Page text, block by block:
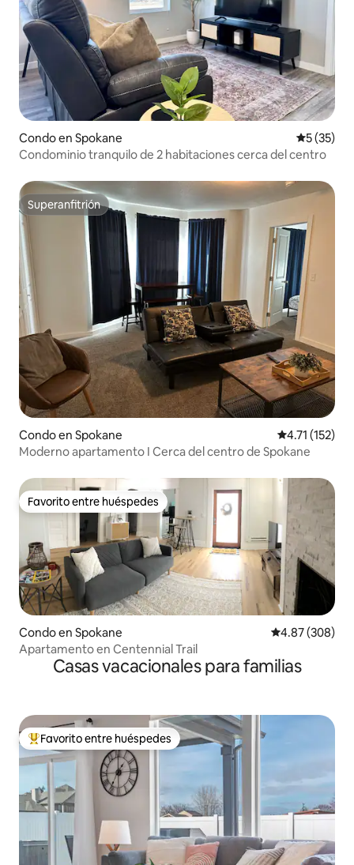
Condo en Spokane
5 (35)
Condominio tranquilo de 2 habitaciones cerca del centro
Superanfitrión
Superanfitrión
Condo en Spokane Calificación
4.71 (152)
Moderno apartamento I Cerca del centro de Spokane
Favorito entre huéspedes
Favorito entre huéspedes
Condo en Spokane Calificación
4.87 (308)
Apartamento en Centennial Trail
Casas vacacionales para familias
Favorito entre huéspedes preferido
Favorito entre huéspedes